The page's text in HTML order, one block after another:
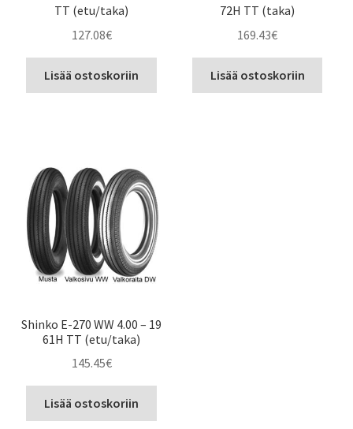
TT (etu/taka)
127.08€
Lisää ostoskoriin
72H TT (taka)
169.43€
Lisää ostoskoriin
Shinko E-270 WW 4.00 – 19
61H TT (etu/taka)
145.45€
Lisää ostoskoriin